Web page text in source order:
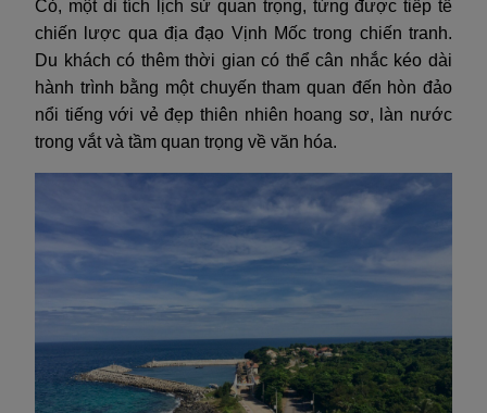
Cỏ, một di tích lịch sử quan trọng, từng được tiếp tế
chiến lược qua địa đạo Vịnh Mốc trong chiến tranh.
Du khách có thêm thời gian có thể cân nhắc kéo dài
hành trình bằng một chuyến tham quan đến hòn đảo
nổi tiếng với vẻ đẹp thiên nhiên hoang sơ, làn nước
trong vắt và tầm quan trọng về văn hóa.